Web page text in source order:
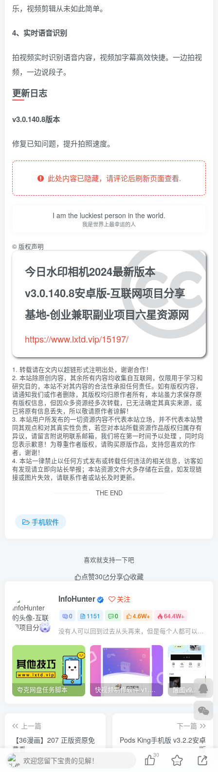
乐，视频剪辑从未如此简单。
4、实时语音识别
拍视频实时识别语音内容，视频加字幕高效快捷。一边拍视
频，一边说段子。
更新日志
v3.0.140.8版本
修复已知问题，提升拍照速度。
此处内容已隐藏，请评论后刷新页面查看.
I am the luckiest person in the world.
我是世界上最幸运的人
© 版权声明
今日水印相机2024最新版本
v3.0.140.8安卓版-互联网项目分享
基地-创业兼职副业项目六星资源网
https://www.lxtd.vip/15197/
1. 转载请在文内以超链形式注明出处，谢谢合作！
2. 本站除原创内容，其余所有内容均收集自互联网，仅限用于学习和
研究目的，本站不对其内容的合法性承担任何责任。如有版权内容，
请通知我们或作者删除，其版权均归原作者所有，本站虽力求保存原
有版权信息，但因众多资源经多次转载，已无法确定其真实来源，或
已将原有信息丢失，所以敬请原作者谅解！
3. 本站用户所发布的一切资源内容不代表本站立场，并不代表本站赞
同其观点和对其真实性负责，若您对本站所载资源作品版权归属存有
异议，请留言附说明联系邮箱，我们将在第一时间予以处理 ，同时向
您表示歉意！为尊重作者版权，请购买原版作品，支持您喜欢的作
者，谢谢！
4. 本站一律禁止以任何方式发布或转载任何违法的相关信息，访客如
有发现请立即向站长举报；本站资源文件大多存储在云盘，如发现链
接或图片失效，请联系作者或站长及时更新。
THE END
手机软件
喜欢就支持一下吧
点赞30 分享 收藏
InfoHunter 关注
0 1151 0 4.6W+ 64.4W+
没有人可以回到过去从头再来，但是每个人都可以从今天开始，创造一个全新的结局
夸克网盘任务脚本 快视频制作软件 v1.1.1安卓版
上一篇
【36漫画】207 正版资原免
费看
下一篇
Pods King手机版 v3.2.2安卓
版
欢迎您留下宝贵的见解！
30